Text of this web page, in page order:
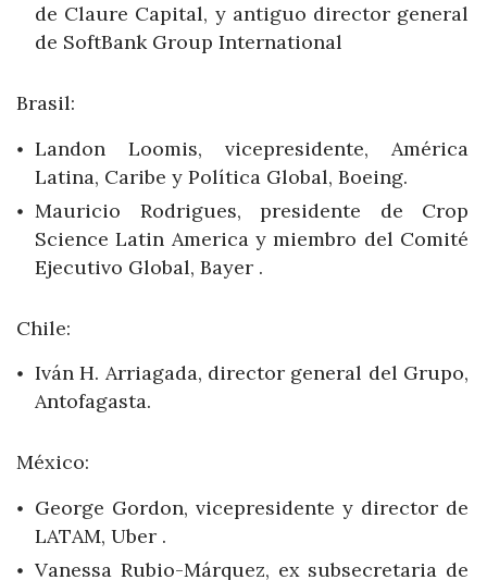
de Claure Capital, y antiguo director general
de SoftBank Group International
Brasil:
Landon Loomis, vicepresidente, América
Latina, Caribe y Política Global, Boeing.
Mauricio Rodrigues, presidente de Crop
Science Latin America y miembro del Comité
Ejecutivo Global, Bayer .
Chile:
Iván H. Arriagada, director general del Grupo,
Antofagasta.
México:
George Gordon, vicepresidente y director de
LATAM, Uber .
Vanessa Rubio-Márquez, ex subsecretaria de